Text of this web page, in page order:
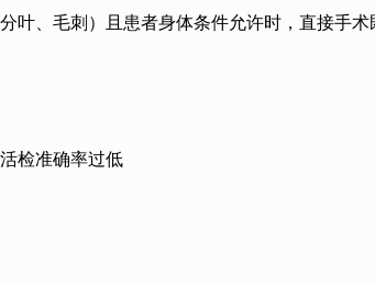
叶、毛刺）且患者身体条件允许时，直接手
检准确率过低